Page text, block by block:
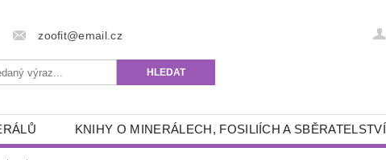
zoofit@email.cz
KNIHY O MINERÁLECH, FOSILIÍCH A SBĚRATELSTVÍ